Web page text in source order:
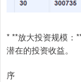
* **放大投资规模：
潜在的投资收益。
序